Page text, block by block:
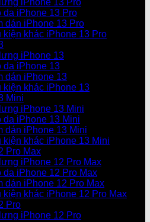
iPhone 13 Pro
da iPhone 13 Pro
dán iPhone 13 Pro
kiện khác iPhone 13 Pro
iPhone 13
da iPhone 13
dán iPhone 13
kiện khác iPhone 13
Mini
iPhone 13 Mini
da iPhone 13 Mini
dán iPhone 13 Mini
kiện khác iPhone 13 Mini
Pro Max
iPhone 12 Pro Max
da iPhone 12 Pro Max
dán iPhone 12 Pro Max
kiện khác iPhone 12 Pro Max
Pro
iPhone 12 Pro